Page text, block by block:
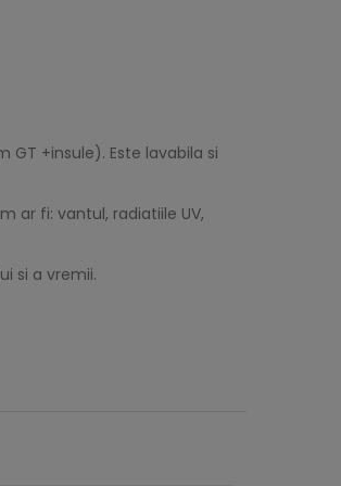
+insule). Este lavabila si
ar fi: vantul, radiatiile UV,
si a vremii.